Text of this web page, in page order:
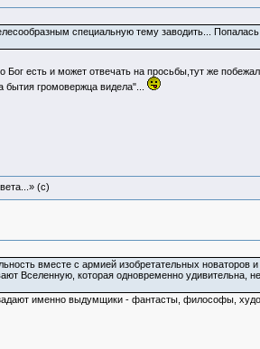
специальную тему заводить...
есть и может отвечать на просьбы,тут же
бытия громовержца видела"...
(c)
вместе с армией изобретательных
Вселенную, которая одновременно удивительна,
именно выдумщики - фантасты, философы,